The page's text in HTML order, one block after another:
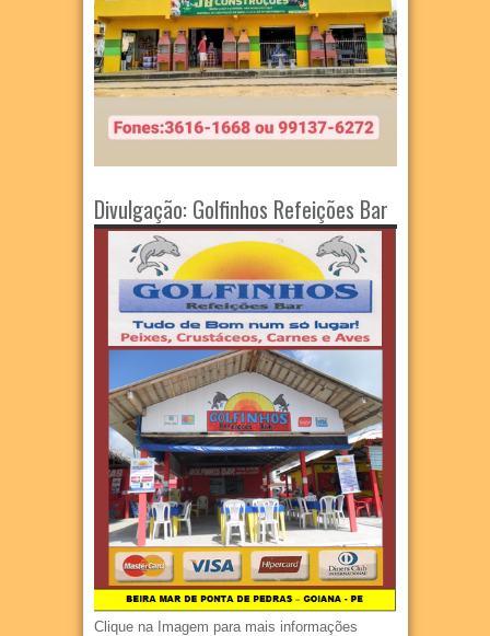
Divulgação: Golfinhos Refeições Bar
Clique na Imagem para mais informações